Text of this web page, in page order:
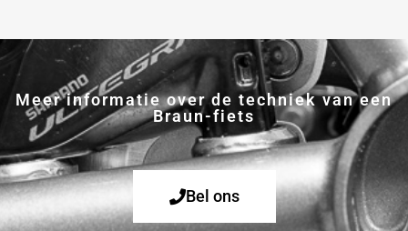
Meer informatie over de techniek van een
Braun-fiets
Bel ons